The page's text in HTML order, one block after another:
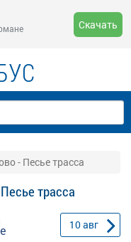
Скачать
- Песье трасса
трасса
10авг